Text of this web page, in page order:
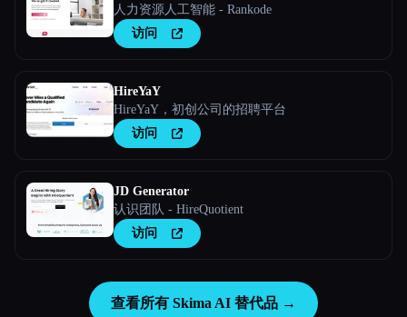
人力资源人工智能 - Rankode
访问
HireYaY
HireYaY，初创公司的招聘平台
访问
JD Generator
认识团队 - HireQuotient
访问
查看所有 Skima AI 替代品 →